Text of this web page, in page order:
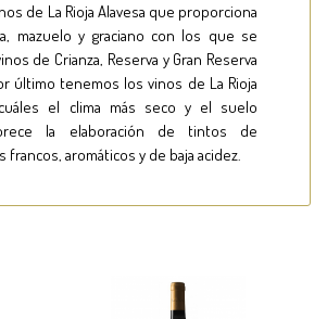
de La Rioja Alavesa que proporciona
mazuelo y graciano con los que se
de Crianza, Reserva y Gran Reserva
último tenemos los vinos de La Rioja
el clima más seco y el suelo
la elaboración de tintos de
francos, aromáticos y de baja acidez.